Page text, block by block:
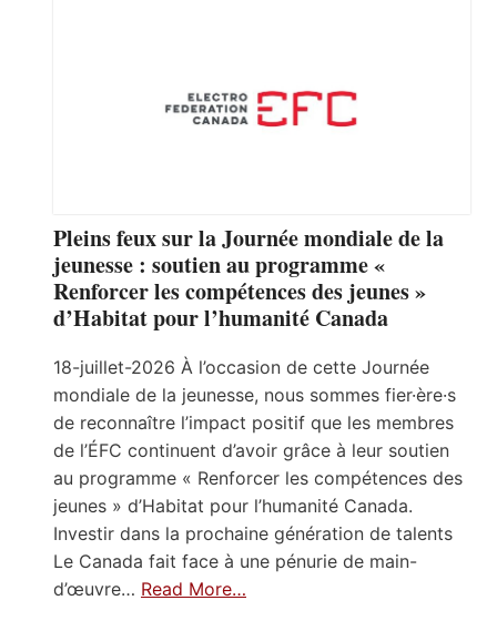
Pleins feux sur la Journée mondiale de la
jeunesse : soutien au programme «
Renforcer les compétences des jeunes »
d’Habitat pour l’humanité Canada
18-juillet-2026 À l’occasion de cette Journée
mondiale de la jeunesse, nous sommes fier·ère·s
de reconnaître l’impact positif que les membres
de l’ÉFC continuent d’avoir grâce à leur soutien
au programme « Renforcer les compétences des
jeunes » d’Habitat pour l’humanité Canada.
Investir dans la prochaine génération de talents
Le Canada fait face à une pénurie de main-
d’œuvre… Read More…